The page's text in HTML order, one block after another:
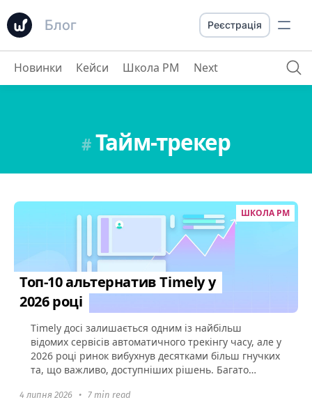
Блог Реєстрація
Новинки Кейси Школа PM Next
#Тайм-трекер
ШКОЛА PM
Топ-10 альтернатив Timely у
2026 році
Timely досі залишається одним із найбільш
відомих сервісів автоматичного трекінгу часу, але у
2026 році ринок вибухнув десятками більш гнучких
та, що важливо, доступніших рішень. Багато
4 липня 2026 • 7 min read